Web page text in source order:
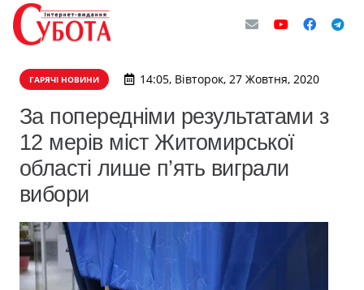
ГАРЯЧІ НОВИНИ 14:05, Вівторок, 27 Жовтня, 2020
За попередніми результатами з
12 мерів міст Житомирської
області лише п’ять виграли
вибори